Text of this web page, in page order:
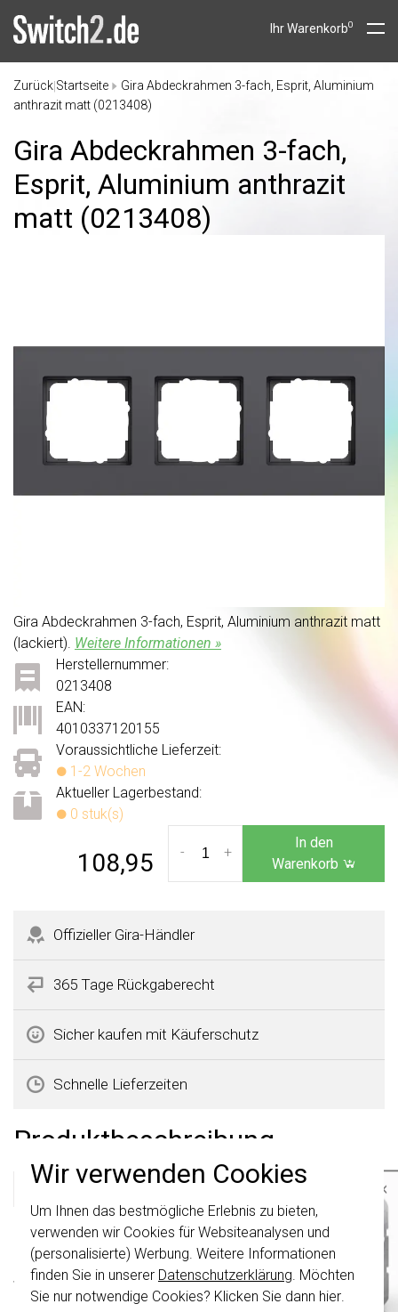
Wir verwenden Cookies
Um Ihnen das bestmögliche Erlebnis zu bieten,
verwenden wir Cookies für Websiteanalysen und
(personalisierte) Werbung. Weitere Informationen
finden Sie in unserer Datenschutzerklärung. Möchten
Sie nur notwendige Cookies? Klicken Sie dann hier.
Ihr Warenkorb0
Zurück Startseite
Gira Abdeckrahmen 3-fach, Esprit, Aluminium
anthrazit matt (0213408)
Gira Abdeckrahmen 3-fach,
Esprit, Aluminium anthrazit
matt (0213408)
Gira Abdeckrahmen 3-fach, Esprit, Aluminium anthrazit matt
(lackiert). Weitere Informationen »
Voraussichtliche Lieferzeit:
1-2 Wochen
Aktueller Lagerbestand:
0 stuk(s)
Herstellernummer:
0213408
EAN:
4010337120155
108,95 +
-
In den
Warenkorb
Offizieller Gira-Händler
365 Tage Rückgaberecht
Sicher kaufen mit Käuferschutz
Schnelle Lieferzeiten
Produktbeschreibung
Gira 0213408 Datenblatt
Technische Spezifikationen
Spezifikation
Wert
Farbe
anthrazit
×
Wichtig: Gira Schalter und
Schalterwippen wurden erneuert. Sie sind
2024 kombinierbar.
Klicken Sie hier
für weitere Informationen,
damit Sie immer das Richtige bestellen.